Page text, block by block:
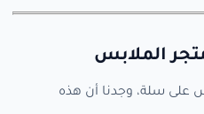
الملابس
على سلة، وجدنا أن هذه